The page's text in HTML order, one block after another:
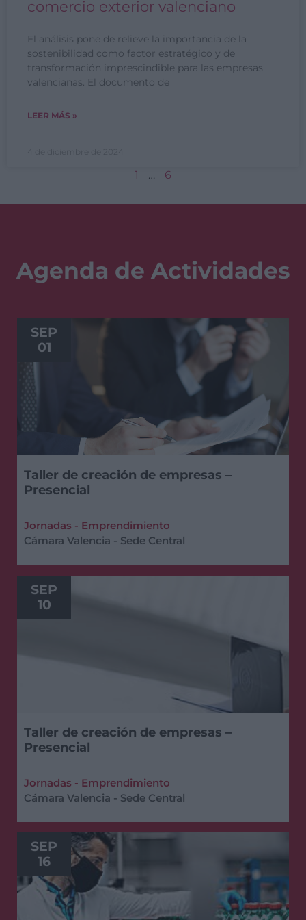
comercio exterior valenciano
El análisis pone de relieve la importancia de la
sostenibilidad como factor estratégico y de
transformación imprescindible para las empresas
valencianas. El documento de
LEER MÁS »
1 … 6
Agenda de Actividades
SEP
01
Taller de creación de empresas –
Presencial
Jornadas - Emprendimiento
Cámara Valencia - Sede Central
SEP
10
Taller de creación de empresas –
Presencial
Jornadas - Emprendimiento
Cámara Valencia - Sede Central
SEP
16